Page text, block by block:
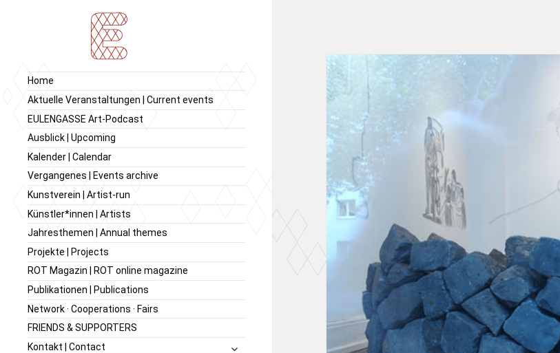
Ausstellungsraum
EULENGASSE
zeitgenössischer Kunst,
Kunstverein
EULENGASSE e.V.
Home
Aktuelle Veranstaltungen | Current events
EULENGASSE Art-Podcast
Ausblick | Upcoming
Kalender | Calendar
Vergangenes | Events archive
Kunstverein | Artist-run
Künstler*innen | Artists
Jahresthemen | Annual themes
Projekte | Projects
ROT Magazin | ROT online magazine
Publikationen | Publications
Network · Cooperations · Fairs
FRIENDS & SUPPORTERS
Kontakt | Contact